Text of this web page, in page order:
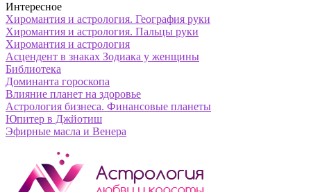
Интересное
Хиромантия и астрология. География руки
Хиромантия и астрология. Пальцы руки
Хиромантия и астрология
Асцендент в знаках Зодиака у женщины
Библиотека
Доминанта гороскопа
Влияние планет на здоровье
Астрология бизнеса. Финансовые планеты
Юпитер в Джйотиш
Эфирные масла и Венера